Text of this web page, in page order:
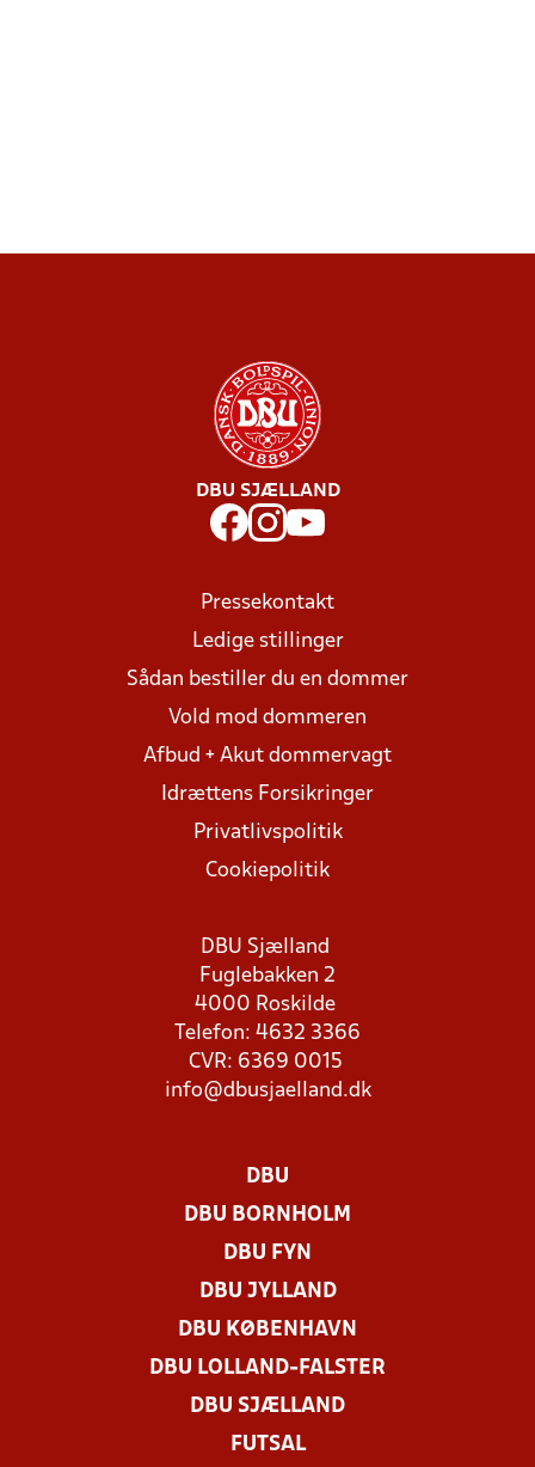
DBU SJÆLLAND
Pressekontakt
Ledige stillinger
Sådan bestiller du en dommer
Vold mod dommeren
Afbud + Akut dommervagt
Idrættens Forsikringer
Privatlivspolitik
Cookiepolitik
DBU Sjælland
Fuglebakken 2
4000 Roskilde
Telefon: 4632 3366
CVR: 6369 0015
info@dbusjaelland.dk
DBU
DBU BORNHOLM
DBU FYN
DBU JYLLAND
DBU KØBENHAVN
DBU LOLLAND-FALSTER
DBU SJÆLLAND
FUTSAL